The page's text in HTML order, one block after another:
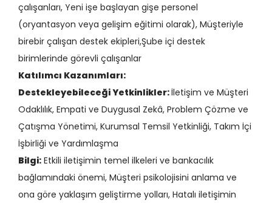
çalışanları, Yeni işe başlayan gişe personel
(oryantasyon veya gelişim eğitimi olarak), Müşteriyle
birebir çalışan destek ekipleri,Şube içi destek
birimlerinde görevli çalışanlar
Katılımcı Kazanımları:
Destekleyebileceği Yetkinlikler:İletişim ve Müşteri
Odaklılık, Empati ve Duygusal Zekâ, Problem Çözme ve
Çatışma Yönetimi, Kurumsal Temsil Yetkinliği, Takım İçi
İşbirliği ve Yardımlaşma
Bilgi: Etkili iletişimin temel ilkeleri ve bankacılık
bağlamındaki önemi, Müşteri psikolojisini anlama ve
ona göre yaklaşım geliştirme yolları, Hatalı iletişimin